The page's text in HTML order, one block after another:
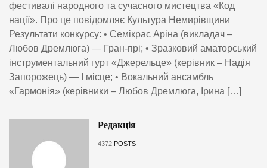
фестивалі народного та сучасного мистецтва «Код
нації». Про це повідомляє Культура Немирівщини
Результати конкурсу: • Семікрас Аріна (викладач –
Любов Дремлюга) — Гран-прі; • Зразковий аматорський
інструментальний гурт «Джерельце» (керівник – Надія
Запорожець) — І місце; • Вокальний ансамбль
«Гармонія» (керівники – Любов Дремлюга, Ірина […]
Редакція
4372 POSTS